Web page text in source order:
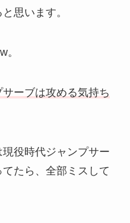
思います。
。
ーブは攻める気持ち
役時代ジャンプサー
たら、全部ミスして